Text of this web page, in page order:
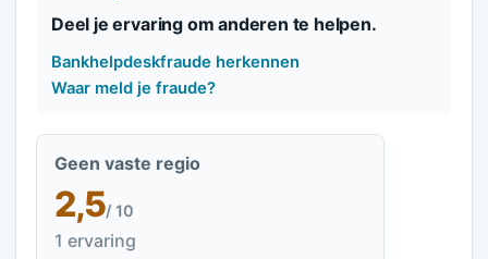
Deel je ervaring om anderen te helpen.
Bankhelpdeskfraude herkennen
Waar meld je fraude?
Geen vaste regio
2,5/ 10
1 ervaring